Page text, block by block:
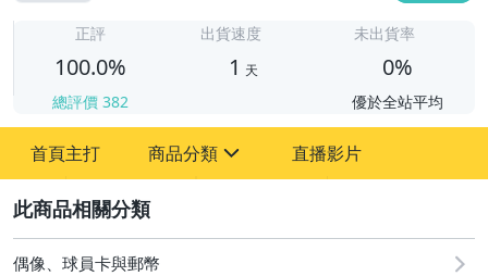
正評
100.0%
總評價 382
出貨速度
1 天
未出貨率
0%
優於全站平均
首頁主打 商品分類
偶像、球員卡與郵幣
運動、戶外與休閒
直播影片
偶像、球員卡與郵幣